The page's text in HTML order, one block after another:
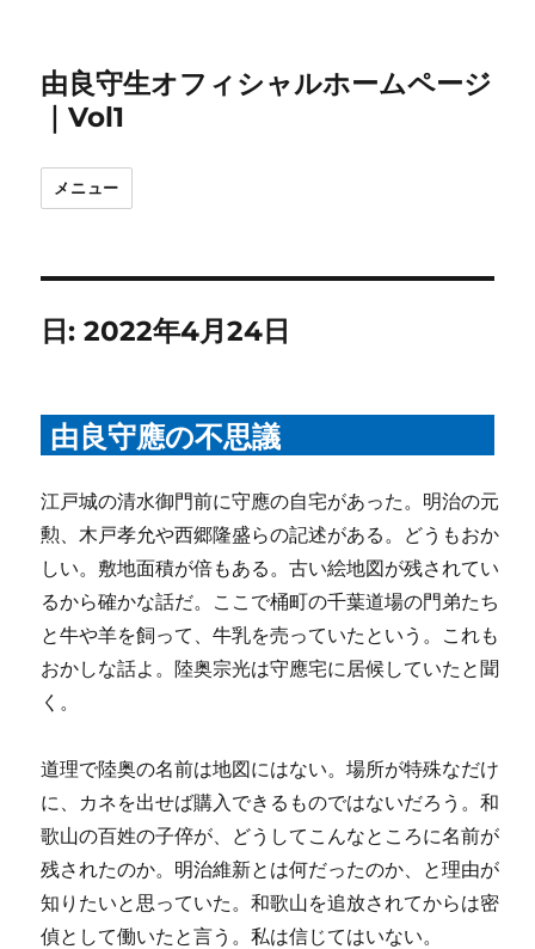
由良守生オフィシャルホームページ
｜Vol1
メニュー
日:2022年4月24日
由良守應の不思議
江戸城の清水御門前に守應の自宅があった。明治の元
勲、木戸孝允や西郷隆盛らの記述がある。どうもおか
しい。敷地面積が倍もある。古い絵地図が残されてい
るから確かな話だ。ここで桶町の千葉道場の門弟たち
と牛や羊を飼って、牛乳を売っていたという。これも
おかしな話よ。陸奥宗光は守應宅に居候していたと聞
く。
道理で陸奥の名前は地図にはない。場所が特殊なだけ
に、カネを出せば購入できるものではないだろう。和
歌山の百姓の子倅が、どうしてこんなところに名前が
残されたのか。明治維新とは何だったのか、と理由が
知りたいと思っていた。和歌山を追放されてからは密
偵として働いたと言う。私は信じてはいない。